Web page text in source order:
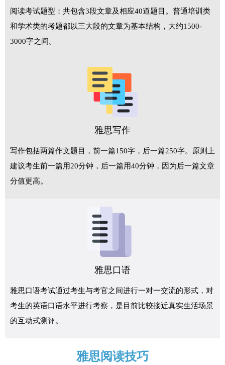
阅读考试题型：共包含3段文章及相应40道题目。普通培训类
和学术类的考题都以三大段的文章为基本结构，大约1500-
3000字之间。
雅思写作
写作包括两篇作文题目，前一篇150字，后一篇250字。原则上
建议考生前一篇用20分钟，后一篇用40分钟，因为后一篇文章
分值更高。
雅思口语
雅思口语考试通过考生与考官之间进行一对一交流的形式，对
考生的英语口语水平进行考察，是目前比较接近真实生活场景
的互动式测评。
雅思阅读技巧